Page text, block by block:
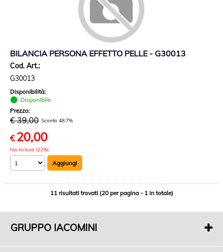
BILANCIA PERSONA EFFETTO PELLE - G30013
Cod. Art.:
G30013
Disponibilità:
Disponibile
Prezzo:
€ 39,00 Sconto 48.7%
€ 20,00
Iva inclusa (22%)
11 risultati trovati (20 per pagina - 1 in totale)
GRUPPO IACOMINI